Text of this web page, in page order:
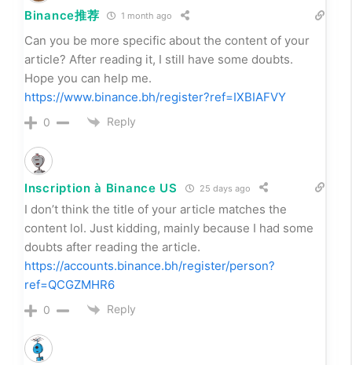
Binance推荐 1 month ago
Can you be more specific about the content of your
article? After reading it, I still have some doubts.
Hope you can help me.
https://www.binance.bh/register?ref=IXBIAFVY
0 Reply
Inscription à Binance US 25 days ago
I don’t think the title of your article matches the
content lol. Just kidding, mainly because I had some
doubts after reading the article.
https://accounts.binance.bh/register/person?
ref=QCGZMHR6
0 Reply